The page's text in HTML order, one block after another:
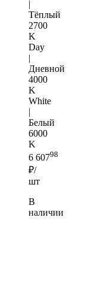
|
Тёплый
2700
K
Day
|
Дневной
4000
K
White
|
Белый
6000
K
6 60798
₽/
шт
В
наличии